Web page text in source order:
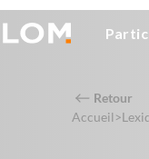
Retour
Accueil >